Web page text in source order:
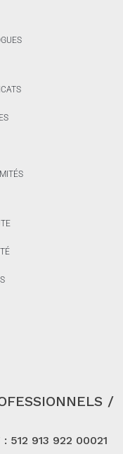
/
512 913 922 00021